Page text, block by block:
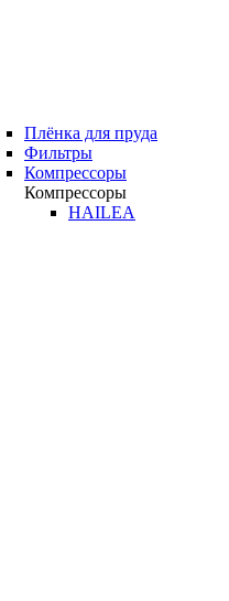
Плёнка для пруда
Фильтры
Компрессоры
Компрессоры
HAILEA